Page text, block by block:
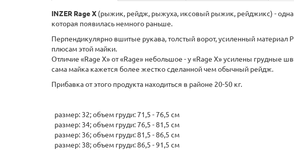
INZER Rage X (рыжик, рейдж, рыжуха, иксовый рыжик, рейджикс) -
которая появилась немного раньше.
Перпендикулярно вшитые рукава, толстый ворот, усиленный материал
плюсам этой майки.
Отличие «Rage X» от «Rage» небольшое - у «Rage X» усилены грудные
сама майка кажется более жестко сделанной чем обычный рейдж.
Прибавка от этого продукта находиться в районе 20-50 кг.
размер: 32; объем груди: 71,5 - 76,5 см
размер: 34; объем груди: 76,5 - 81,5 см
размер: 36; объем груди: 81,5 - 86,5 см
размер: 38; объем груди: 86,5 - 91,5 см